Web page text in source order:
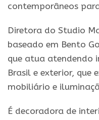
contemporâneos
Diretora do Studio
baseado em Bento
que atua atendendo
Brasil e exterior, que
mobiliário e
É decoradora de